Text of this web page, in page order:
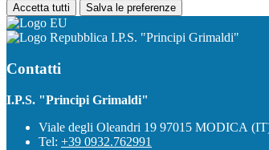
Accetta tutti Salva le preferenze
I.P.S. "Principi Grimaldi"
Contatti
I.P.S. "Principi Grimaldi"
Viale degli Oleandri 19 97015 MODICA
Tel: +39 0932.762991